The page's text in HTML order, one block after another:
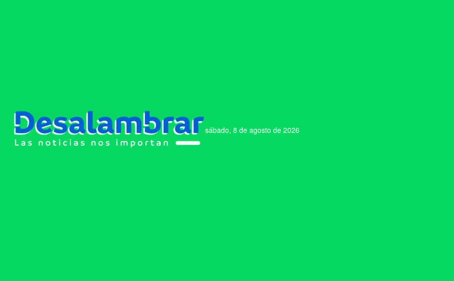
sábado, 8 de agosto de 2026